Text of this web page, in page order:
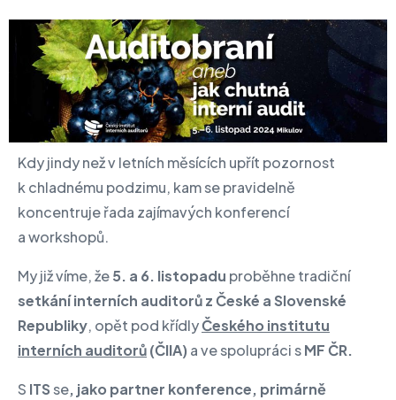
Kdy jindy než v letních měsících upřít pozornost
k chladnému podzimu, kam se pravidelně
koncentruje řada zajímavých konferencí
a workshopů.
My již víme, že5. a 6. listopadu proběhne tradiční
setkání interních auditorů z České a Slovenské
Republiky, opět pod křídlyČeského institutu
interních auditorů(ČIIA) a ve spolupráci sMF ČR.
S ITSse, jako partner konference, primárně